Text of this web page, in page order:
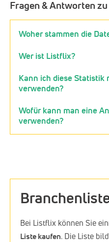
Fragen & Antworten
Woher stammen die
Wer ist Listflix?
Kann ich diese Statistik
verwenden?
Wofür kann man eine
verwenden?
Bei Listflix können Sie
Liste kaufen. Die Liste